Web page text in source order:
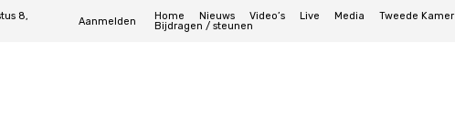
8,
Aanmelden Home Nieuws Video’s Live Media
Tweede Kamer
Bijdragen / steunen